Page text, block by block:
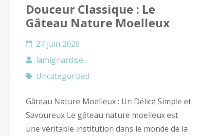
Douceur Classique : Le
Gâteau Nature Moelleux
27 juin 2026
lamignardise
Uncategorized
Gâteau Nature Moelleux : Un Délice Simple et
Savoureux Le gâteau nature moelleux est
une véritable institution dans le monde de la